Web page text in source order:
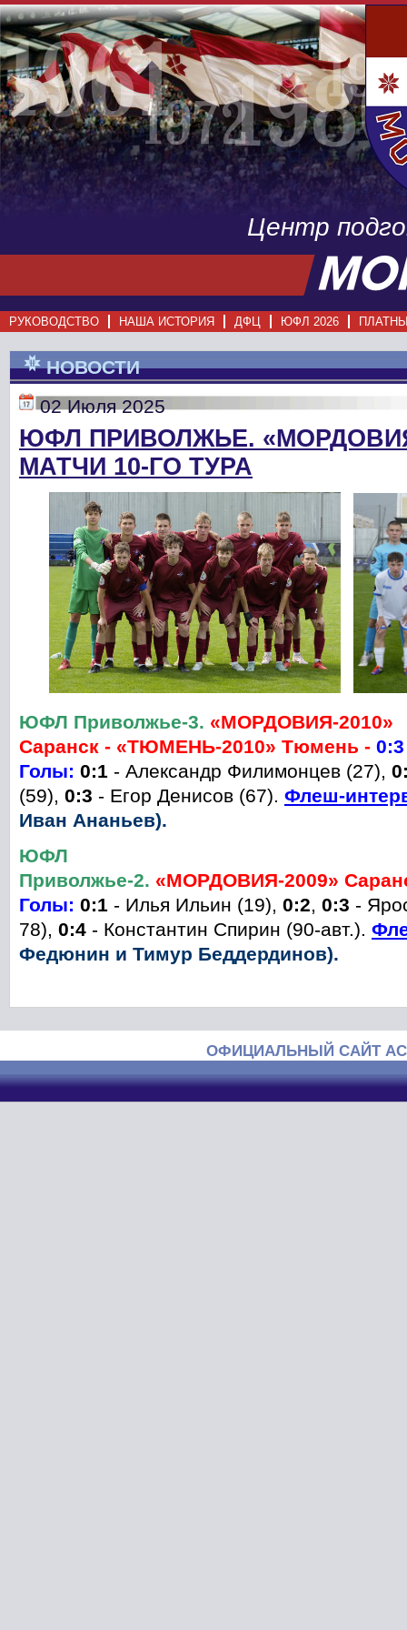
Центр
РУКОВОДСТВО НАША ИСТОРИЯ ДФЦ ЮФЛ 2026
НОВОСТИ
02 Июля 2025
ЮФЛ ПРИВОЛЖЬЕ.
МАТЧИ 10-ГО ТУРА
ЮФЛ Приволжье-3. «МОРДОВИЯ-2010»
Саранск - «ТЮМЕНЬ-2010» Тюмень - 0:3
Голы: 0:1 - Александр Филимонцев (27),
(59), 0:3 - Егор Денисов (67). Флеш-
Иван Ананьев).
ЮФЛ
Приволжье-2. «МОРДОВИЯ-2009»
Голы: 0:1 - Илья Ильин (19), 0:2, 0:3 -
78), 0:4 - Константин Спирин (90-авт.).
Федюнин и Тимур Беддердинов).
ОФИЦИАЛЬНЫЙ САЙТ